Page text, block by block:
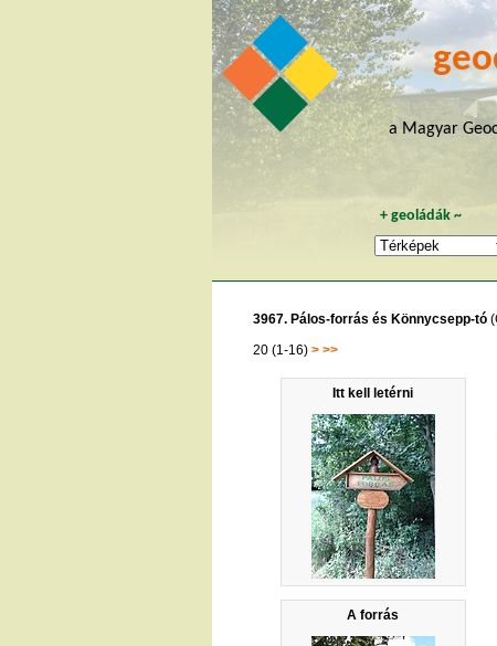
a Magyar
+geoládák ~
3967. Pálos-forrás és Könnycsepp-tó
20 (1-16) > >>
Itt kell letérni
A forrás